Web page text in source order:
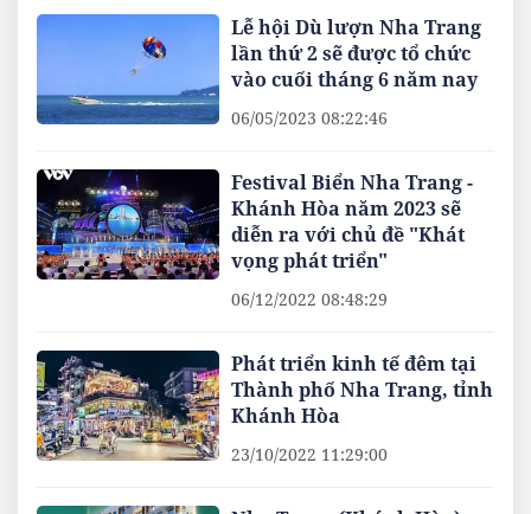
Lễ hội Dù lượn Nha Trang
lần thứ 2 sẽ được tổ chức
vào cuối tháng 6 năm nay
06/05/2023 08:22:46
Festival Biển Nha Trang -
Khánh Hòa năm 2023 sẽ
diễn ra với chủ đề "Khát
vọng phát triển"
06/12/2022 08:48:29
Phát triển kinh tế đêm tại
Thành phố Nha Trang, tỉnh
Khánh Hòa
23/10/2022 11:29:00